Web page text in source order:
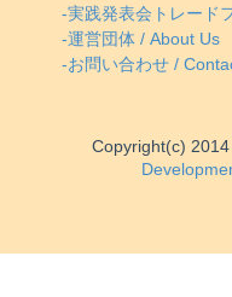
-実践発表会トレード
-運営団体 / About Us
-お問い合わせ /
Copyright(c) 2014